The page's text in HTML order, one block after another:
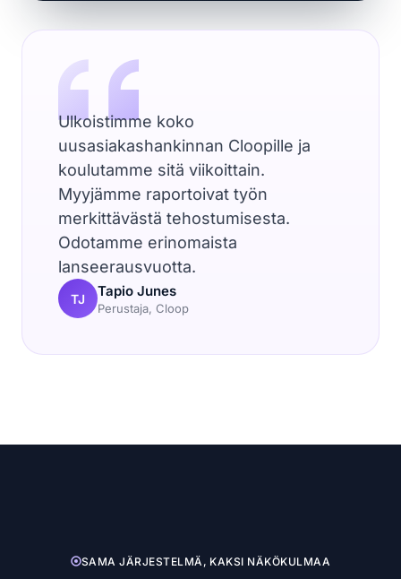
Ulkoistimme koko
uusasiakashankinnan Cloopille ja
koulutamme sitä viikoittain.
Myyjämme raportoivat työn
merkittävästä tehostumisesta.
Odotamme erinomaista
lanseerausvuotta.
TJ Tapio Junes
Perustaja, Cloop
SAMA JÄRJESTELMÄ, KAKSI NÄKÖKULMAA